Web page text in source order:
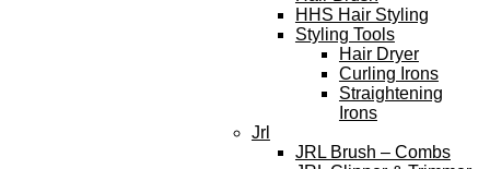
HHS Hair Styling
Styling Tools
Hair Dryer
Curling Irons
Straightening
Irons
Jrl
JRL Brush – Combs